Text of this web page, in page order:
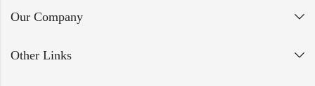
Our Company
Other Links